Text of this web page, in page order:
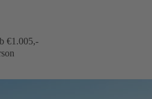
€1.005,-